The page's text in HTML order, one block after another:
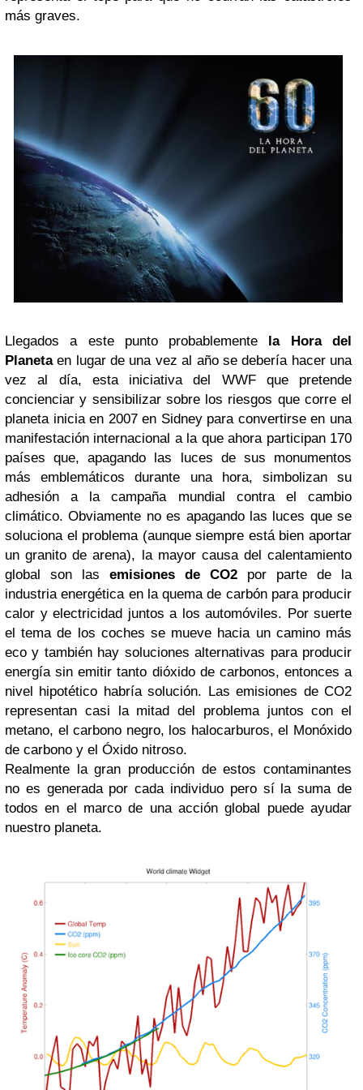
más graves.
Llegados a este punto probablemente
la Hora del
Planetaen lugar de una vez al año se debería hacer una
vez al día, esta iniciativa del WWF que pretende
concienciar y sensibilizar sobre los riesgos que corre el
planeta inicia en 2007 en Sidney para convertirse en una
manifestación internacional a la que ahora participan 170
países que, apagando las luces de sus monumentos
más emblemáticos durante una hora, simbolizan su
adhesión a la campaña mundial contra el cambio
climático. Obviamente no es apagando las luces que se
soluciona el problema (aunque siempre está bien aportar
un granito de arena), la mayor causa del calentamiento
global son las emisiones de CO2 por parte de la
industria energética en la quema de carbón para producir
calor y electricidad juntos a los automóviles. Por suerte
el tema de los coches se mueve hacia un camino más
eco y también hay soluciones alternativas para producir
energía sin emitir tanto dióxido de carbonos, entonces a
nivel hipotético habría solución. Las emisiones de CO2
representan casi la mitad del problema juntos con el
metano, el carbono negro, los halocarburos, el Monóxido
de carbono y el Óxido nitroso.
Realmente la gran producción de estos contaminantes
no es generada por cada individuo pero sí la suma de
todos en el marco de una acción global puede ayudar
nuestro planeta.